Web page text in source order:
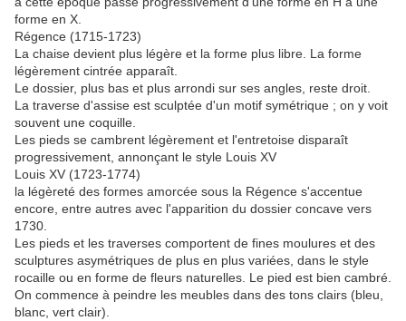
forme en X.
Régence (1715-1723)
La chaise devient plus légère et la forme plus libre. La forme
légèrement cintrée apparaît.
Le dossier, plus bas et plus arrondi sur ses angles, reste droit.
La traverse d'assise est sculptée d'un motif symétrique ; on y voit
souvent une coquille.
Les pieds se cambrent légèrement et l'entretoise disparaît
progressivement, annonçant le style Louis XV
Louis XV (1723-1774)
la légèreté des formes amorcée sous la Régence s'accentue
encore, entre autres avec l'apparition du dossier concave vers
1730.
Les pieds et les traverses comportent de fines moulures et des
sculptures asymétriques de plus en plus variées, dans le style
rocaille ou en forme de fleurs naturelles. Le pied est bien cambré.
On commence à peindre les meubles dans des tons clairs (bleu,
blanc, vert clair).